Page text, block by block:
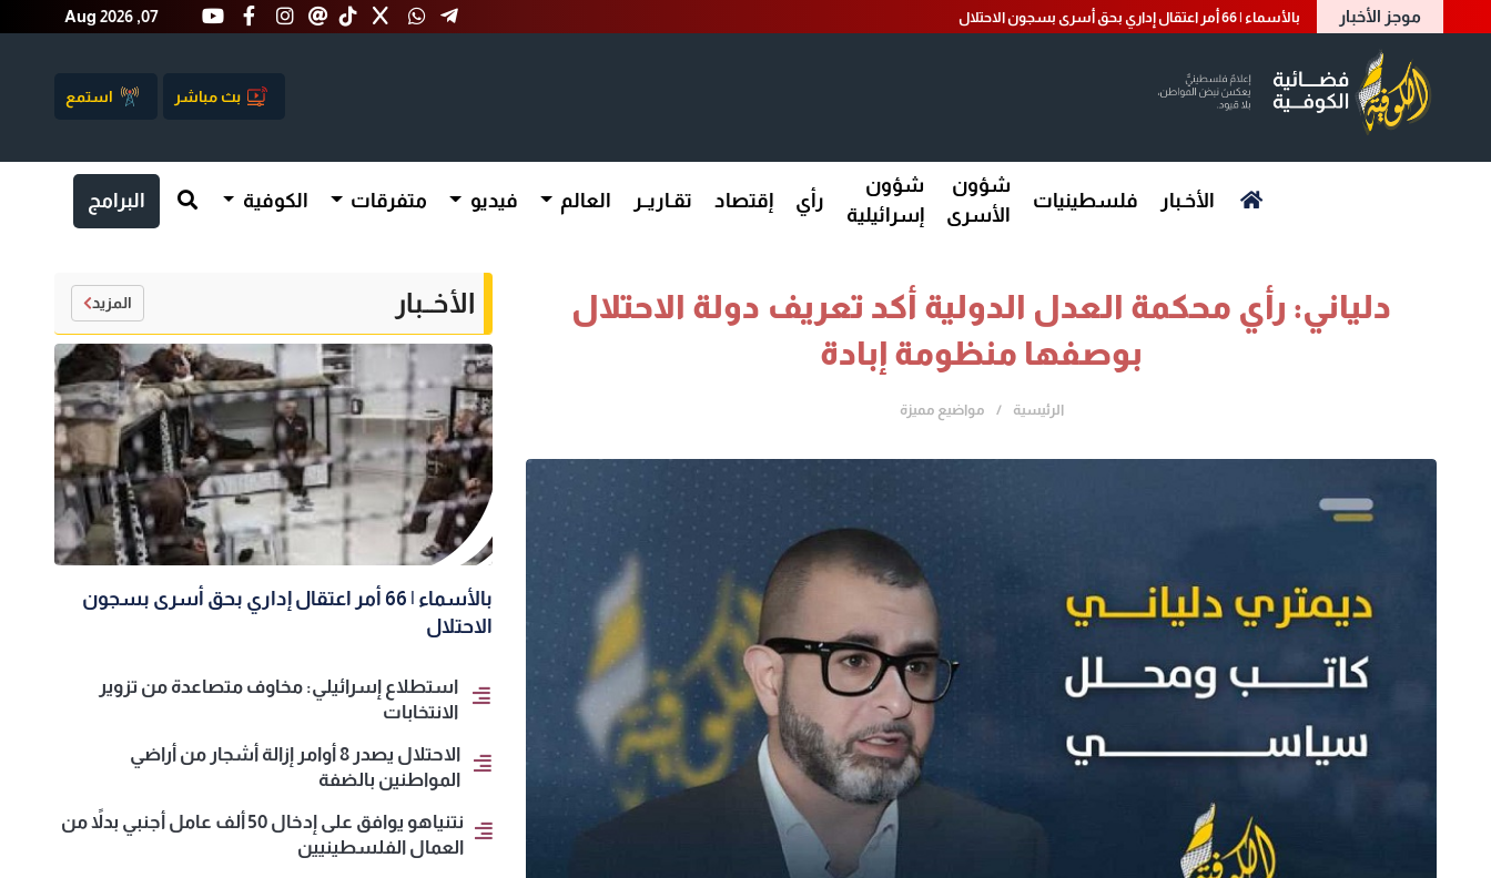
موجز الأخبار بالأسماء | 66 أمر اعتقال إداري بحق أسرى بسجون الاحتلال Aug 2026 ,07
بث مباشر استمع
الأخـبار فلسطينيات
شؤون
الأسرى
شؤون
إسرائيلية
رأي إقتصاد تقـاريــر العالم فيديو متفرقات الكوفية البرامج
دلياني: رأي محكمة العدل الدولية أكد تعريف دولة الاحتلال
بوصفها منظومة إبادة
الرئيسية مواضيع مميزة
الأخــبار المزيد
بالأسماء | 66 أمر اعتقال إداري بحق أسرى بسجون
الاحتلال
استطلاع إسرائيلي: مخاوف متصاعدة من تزوير
الانتخابات
الاحتلال يصدر 8 أوامر إزالة أشجار من أراضي
المواطنين بالضفة
نتنياهو يوافق على إدخال 50 ألف عامل أجنبي بدلاً من
العمال الفلسطينيين